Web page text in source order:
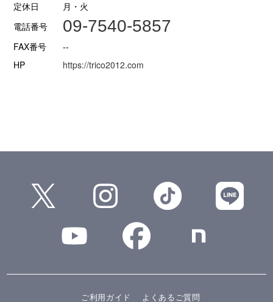
定休日
月・火
電話番号
09-7540-5857
FAX番号
--
HP
https://trico2012.com
ご利用ガイド よくあるご質問